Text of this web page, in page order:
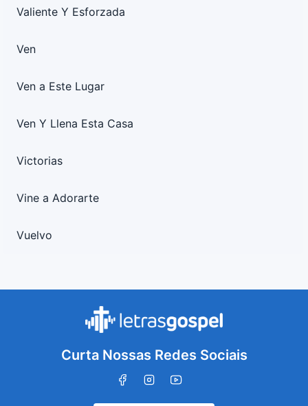
Valiente Y Esforzada
Ven
Ven a Este Lugar
Ven Y Llena Esta Casa
Victorias
Vine a Adorarte
Vuelvo
Curta Nossas Redes Sociais